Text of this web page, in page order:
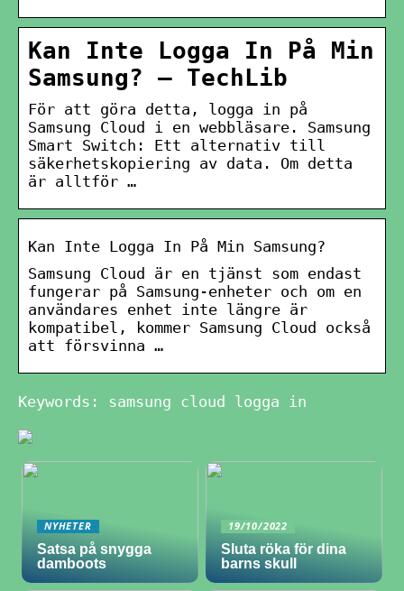
Kan Inte Logga In På Min
Samsung? – TechLib
För att göra detta, logga in på
Samsung Cloud i en webbläsare. Samsung
Smart Switch: Ett alternativ till
säkerhetskopiering av data. Om detta
är alltför …
Kan Inte Logga In På Min Samsung?
Samsung Cloud är en tjänst som endast
fungerar på Samsung-enheter och om en
användares enhet inte längre är
kompatibel, kommer Samsung Cloud också
att försvinna …
Keywords: samsung cloud logga in
NYHETER
Satsa på snygga
damboots
19/10/2022
Sluta röka för dina
barns skull